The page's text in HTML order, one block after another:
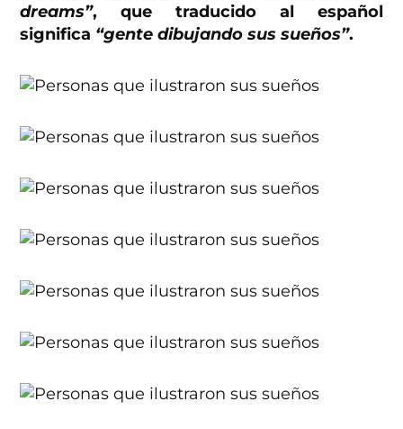
dreams”, que traducido al español
significa “gente dibujando sus sueños”.